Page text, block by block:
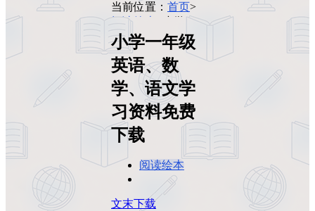
当前位置： 首页>
阅读绘本
小学一
年级英语、数学、
语文学习资料免费
下载
小学一年级
英语、数
学、语文学
习资料免费
下载
阅读绘本
文末下载